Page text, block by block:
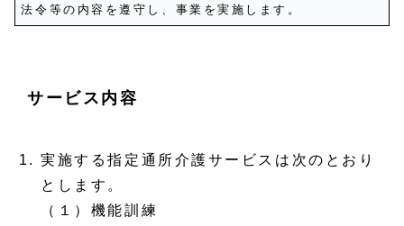
法令等の内容を遵守し、事業を実施します。
サービス内容
実施する指定通所介護サービスは次のとおり
とします。
（１）機能訓練